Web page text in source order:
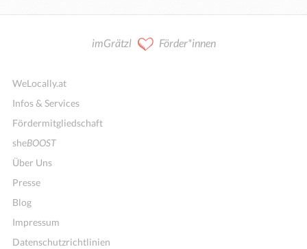
imGrätzl Förder*innen
WeLocally.at
Infos & Services
Fördermitgliedschaft
sheBOOST
Über Uns
Presse
Blog
Impressum
Datenschutzrichtlinien